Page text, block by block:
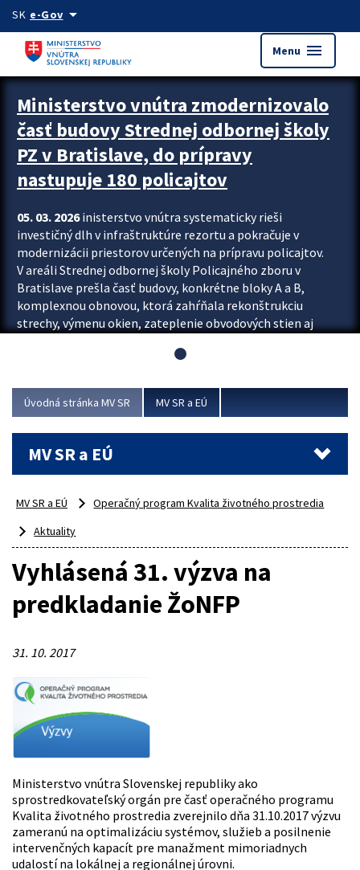
Preskocit na hlavný obsah
SK e-Govarrow_drop_down
Menu menu
Ministerstvo vnútra zmodernizovalo
časť budovy Strednej odbornej školy
PZ v Bratislave, do prípravy
nastupuje 180 policajtov
05. 03. 2026inisterstvo vnútra systematicky rieši
investičný dlh v infraštruktúre rezortu a pokračuje v
modernizácii priestorov určených na prípravu policajtov.
V areáli Strednej odbornej školy Policajného zboru v
Bratislave prešla časť budovy, konkrétne bloky A a B,
komplexnou obnovou, ktorá zahŕňala rekonštrukciu
strechy, výmenu okien, zateplenie obvodových stien aj
aj interiéru, kde vznikli nové učebne a moderné
Viac
Úvodná stránka MV SR MV SR a EÚ
MV SR a EÚ
MV SR a EÚ
Operačný program Kvalita životného prostredia
Aktuality
Vyhlásená 31. výzva na
predkladanie ŽoNFP
31. 10. 2017
Ministerstvo vnútra Slovenskej republiky ako
sprostredkovateľský orgán pre časť operačného programu
Kvalita životného prostredia zverejnilo dňa 31.10.2017 výzvu
zameranú na optimalizáciu systémov, služieb a posilnenie
intervenčných kapacít pre manažment mimoriadnych
udalostí na lokálnej a regionálnej úrovni.